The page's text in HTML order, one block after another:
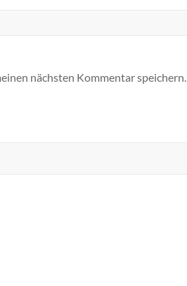
nächsten Kommentar speichern.